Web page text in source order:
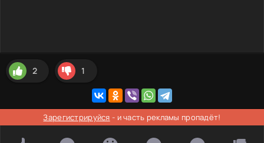
2 1
Зарегистрируйся - и часть рекламы пропадёт!